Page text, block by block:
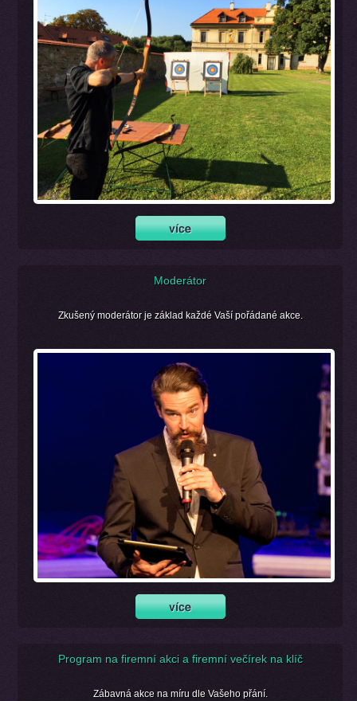
Moderátor
Zkušený moderátor je základ každé Vaší pořádané akce.
Program na firemní akci a firemní večírek na klíč
Zábavná akce na míru dle Vašeho přání.